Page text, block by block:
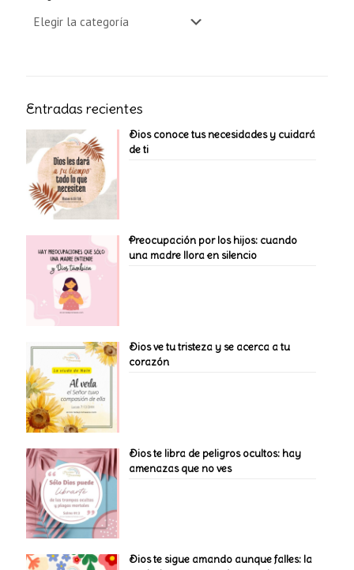
Entradas recientes
Dios conoce tus necesidades y cuidará
de ti
Preocupación por los hijos: cuando
una madre llora en silencio
Dios ve tu tristeza y se acerca a tu
corazón
Dios te libra de peligros ocultos: hay
amenazas que no ves
Dios te sigue amando aunque falles: la